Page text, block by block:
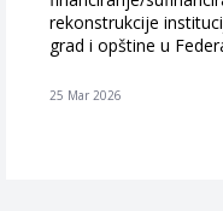
rekonstrukcije
grad i opštine u
25 Mar 2026